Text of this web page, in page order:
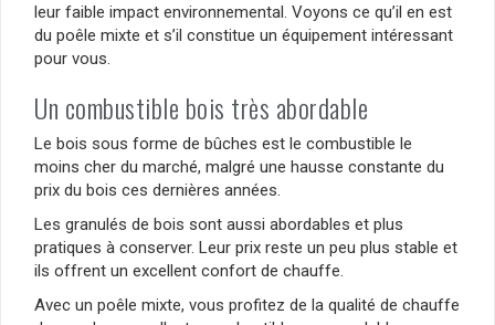
leur faible impact environnemental. Voyons ce qu’il en est
du poêle mixte et s’il constitue un équipement intéressant
pour vous.
Un combustible bois très abordable
Le bois sous forme de bûches est le combustible le
moins cher du marché, malgré une hausse constante du
prix du bois ces dernières années.
Les granulés de bois sont aussi abordables et plus
pratiques à conserver. Leur prix reste un peu plus stable et
ils offrent un excellent confort de chauffe.
Avec un poêle mixte, vous profitez de la qualité de chauffe